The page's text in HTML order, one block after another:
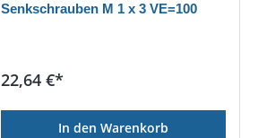
Senkschrauben M 1 x 3 VE=100
Regulärer Preis:
22,64 €*
In den Warenkorb